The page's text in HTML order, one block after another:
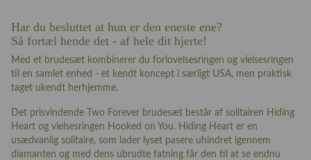
Har du besluttet at hun er den eneste ene?
Så fortæl hende det - af hele dit hjerte!
Med et brudesæt kombinerer du forlovelsesringen og vielsesringen
til en samlet enhed - et kendt koncept i særligt USA, men praktisk
taget ukendt herhjemme.
Det prisvindende Two Forever brudesæt består af solitairen Hiding
Heart og vielsesringen Hooked on You. Hiding Heart er en
usædvanlig solitaire, som lader lyset pasere uhindret igennem
diamanten og med dens ubrudte fatning får den til at se endnu